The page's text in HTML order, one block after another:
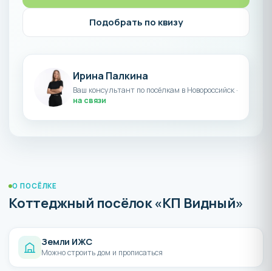
Подобрать по квизу
Ирина Палкина
Ваш консультант по посёлкам в Новороссийск ·
на связи
О ПОСЁЛКЕ
Коттеджный посёлок «КП Видный»
Земли ИЖС
Можно строить дом и прописаться